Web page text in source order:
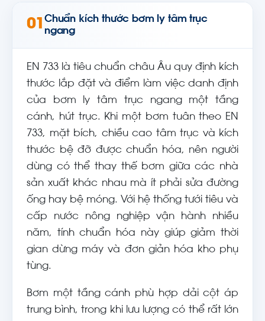
01 Chuẩn kích thước bơm ly tâm trục
ngang
EN 733 là tiêu chuẩn châu Âu quy định kích
thước lắp đặt và điểm làm việc danh định
của bơm ly tâm trục ngang một tầng
cánh, hút trục. Khi một bơm tuân theo EN
733, mặt bích, chiều cao tâm trục và kích
thước bệ đỡ được chuẩn hóa, nên người
dùng có thể thay thế bơm giữa các nhà
sản xuất khác nhau mà ít phải sửa đường
ống hay bệ móng. Với hệ thống tưới tiêu và
cấp nước nông nghiệp vận hành nhiều
năm, tính chuẩn hóa này giúp giảm thời
gian dừng máy và đơn giản hóa kho phụ
tùng.
Bơm một tầng cánh phù hợp dải cột áp
trung bình, trong khi lưu lượng có thể rất lớn